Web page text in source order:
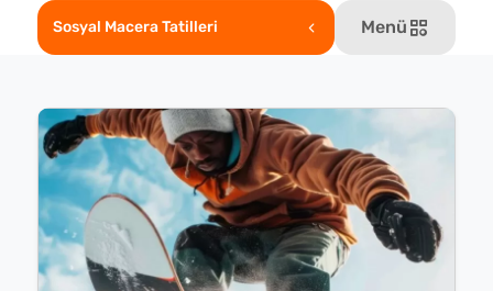
Sosyal Macera Tatilleri Menü